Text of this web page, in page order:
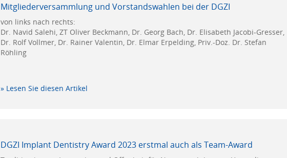
Mitgliederversammlung und Vorstandswahlen bei der DGZI
von links nach rechts:
Dr. Navid Salehi, ZT Oliver Beckmann, Dr. Georg Bach, Dr. Elisabeth Jacobi-Gresser,
Dr. Rolf Vollmer, Dr. Rainer Valentin, Dr. Elmar Erpelding, Priv.-Doz. Dr. Stefan
Röhling
» Lesen Sie diesen Artikel
DGZI Implant Dentistry Award 2023 erstmal auch als Team-Award